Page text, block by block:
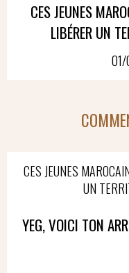
CES JEUNES
LIBÉRER UN
CES JEUNES
UN
YEG, VOICI TON